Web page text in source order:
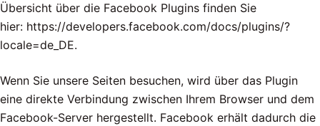
Übersicht über die Facebook Plugins finden Sie
hier: https://developers.facebook.com/docs/plugins/?
locale=de_DE.
Wenn Sie unsere Seiten besuchen, wird über das Plugin
eine direkte Verbindung zwischen Ihrem Browser und dem
Facebook-Server hergestellt. Facebook erhält dadurch die